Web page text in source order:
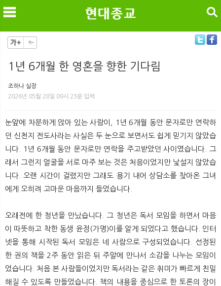
뉴 색
검색
1년 6개월 한 영혼을 향한 기다림
조하나 실장
2026년 05월 28일 09시 23분 입력
눈앞에 차분하게 앉아 있는 사람이, 1년 6개월 동안 문자로만 연락하
던 신천지 전도사라는 사실은 두 눈으로 보면서도 쉽게 믿기지 않았습
니다. 1년 6개월 동안 문자로만 연락을 주고받았던 사이였습니다. 그
래서 그런지 얼굴을 서로 마주 보는 것은 처음이었지만 낯설지 않았습
니다. 오랜 시간이 걸렸지만 그래도 용기 내어 상담소를 찾아온 그녀
에게 오히려 고마운 마음까지 들었습니다.
오래전에 한 청년을 만났습니다. 그 청년은 독서 모임을 하면서 마음
이 따뜻하고 착한 동생 윤정(가명)이를 알게 되었다고 했습니다. 인터
넷을 통해 시작된 독서 모임은 네 사람으로 구성되었습니다. 선정된
한 권의 책을 2주 동안 읽은 뒤 주말에 만나서 소감을 나누는 모임이
었습니다. 처음 본 사람들이었지만 독서라는 같은 취미가 빠르게 친밀
해질 수 있도록 만들었습니다. 책의 내용을 중심으로 한 토론의 장이